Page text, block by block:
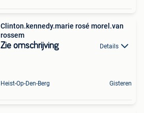
Clinton.kennedy.marie rosé morel.van
rossem
Zie omschrijving Details
Heist-Op-Den-Berg Gisteren